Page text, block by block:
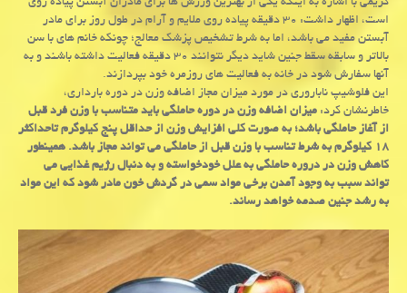
كریمی با اشاره به اینكه یكی از بهترین ورزش ها برای مادران آبستن پیاده روی
است، اظهار داشت: ۳۰ دقیقه پیاده روی ملایم و آرام در طول روز برای مادر
آبستن مفید می باشد، اما به شرط تشخیص پزشك معالج؛ چونكه خانم های با سن
بالاتر و سابقه سقط جنین شاید دیگر نتوانند ۳۰ دقیقه فعالیت داشته باشند و به
آنها سفارش شود در خانه به فعالیت های روزمره خود بپردازند.
این فلوشیپ ناباروری در مورد میزان مجاز اضافه وزن در دوره بارداری،
خاطرنشان كرد:میزان اضافه وزن در دوره حاملگی باید متناسب با وزن فرد قبل
از آغاز حاملگی باشد؛ به صورت كلی افزایش وزن از حداقل پنج كیلوگرم تاحداكثر
۱۸ كیلوگرم به شرط تناسب با وزن قبل از حاملگی می تواند مجاز باشد. همینطور
كاهش وزن در دروره حاملگی به علل خودخواسته و به دنبال رژیم غذایی می
تواند سبب به وجود آمدن برخی مواد سمی در گردش خون مادر شود كه این مواد
به رشد جنین صدمه خواهد رساند.